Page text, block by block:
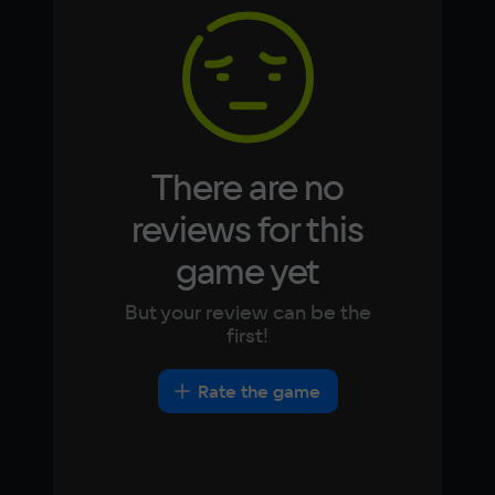
Video card
NVIDIA GeForce GT 645
DirectX(R): 9.0, Звуковая карта:
совместимая c DirectX
Japanese
There are no
reviews for this
game yet
But your review can be the
first!
Rate the game